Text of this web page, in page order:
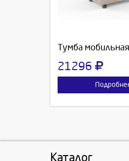
Тумба
21296
Каталог